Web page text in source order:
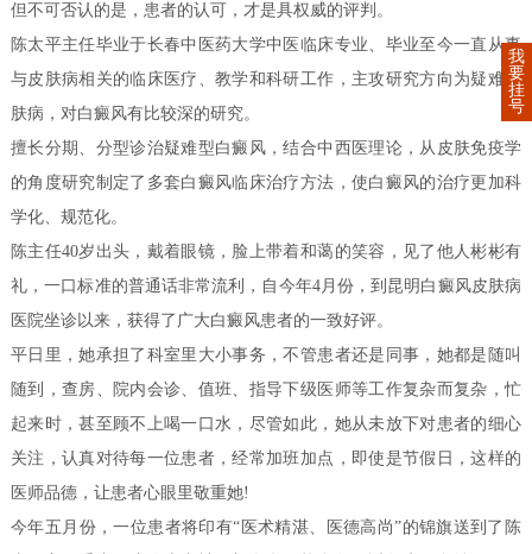
但不可否认的是，患者的认可，才是具权威的评判。
陈太平主任毕业于长春中医药大学中医临床专业、毕业至今一直从事
与皮肤病相关的临床医疗、教学和科研工作，主攻研究方向为疑难皮
肤病，对白癜风有比较深的研究。
擅长分期、分型诊治疑难型白癜风，结合中西医理论，从皮肤免疫学
的角度研究制定了多套白癜风临床治疗方法，使白癜风的治疗更加科
学化、规范化。
陈主任40岁出头，戴着眼镜，脸上带着和蔼的笑容，见了他人彬彬有
礼，一口标准的普通话非常流利，自今年4月份，到昆明白癜风皮肤病
医院坐诊以来，获得了广大白癜风患者的一致好评。
平日里，她承担了科室里大小事务，不管患者还是同事，她都是随叫
随到，查房、院内会诊、值班、指导下级医师等工作复杂而复杂，忙
起来时，甚至顾不上喝一口水，尽管如此，她从未放下对患者的细心
关注，认真对待每一位患者，经常加班加点，即使是节假日，这样的
医师品德，让患者心眼里敬重她!
今年五月份，一位患者将印有“医术精湛、医德高尚”的锦旗送到了陈
我
要
挂
号